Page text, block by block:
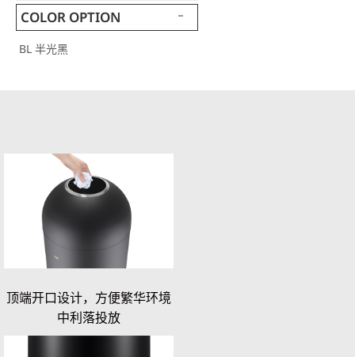
COLOR OPTION
BL 半光黑
顶端开口设计，方便繁华环境
中利落投放